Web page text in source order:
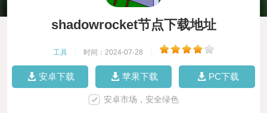
shadowrocket节点下载地址
工具 时间：2024-07-28
安卓下载 苹果下载 PC下载
安卓市场，安全绿色